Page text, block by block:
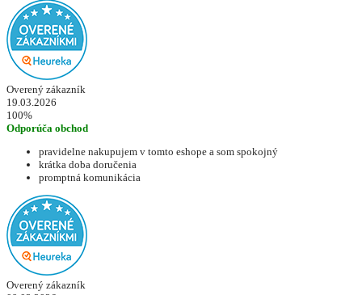
Overený zákazník
19.03.2026
100%
Odporúča obchod
pravidelne nakupujem v tomto eshope a som spokojný
krátka doba doručenia
promptná komunikácia
Overený zákazník